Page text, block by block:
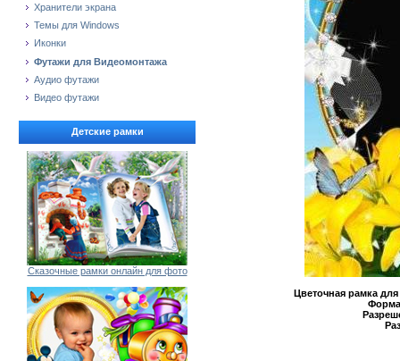
Хранители экрана
Темы для Windows
Иконки
Футажи для Видеомонтажа
Аудио футажи
Видео футажи
Детские рамки
Сказочные рамки онлайн для фото
Цветочная рамка